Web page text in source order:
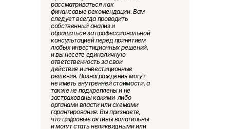
рассматриваться как
финансовые рекомендации. Вам
следует всегда проводить
собственный анализ и
обращаться за профессиональной
консультацией перед принятием
любых инвестиционных решений,
и вы несете единоличную
ответственность за свои
действия и инвестиционные
решения. Вознаграждения могут
не иметь внутренней стоимости, а
также не подкреплены и не
застрахованы какими-либо
органами власти или схемами
гарантирования. Вы признаете,
что цифровые активы волатильны
и могут стать неликвидными или